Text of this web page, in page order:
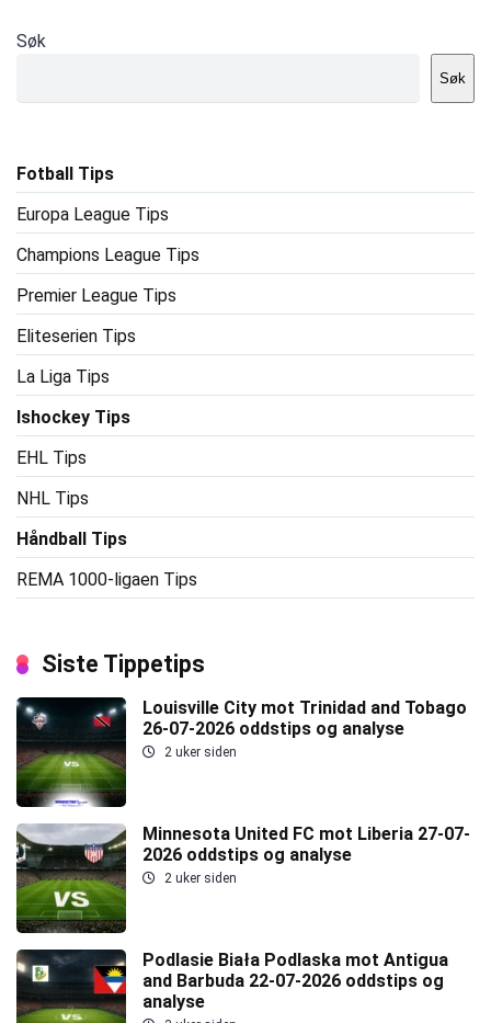
Søk
Søk
Fotball Tips
Europa League Tips
Champions League Tips
Premier League Tips
Eliteserien Tips
La Liga Tips
Ishockey Tips
EHL Tips
NHL Tips
Håndball Tips
REMA 1000-ligaen Tips
Siste Tippetips
Louisville City mot Trinidad and Tobago
26-07-2026 oddstips og analyse
2 uker siden
Minnesota United FC mot Liberia 27-07-
2026 oddstips og analyse
2 uker siden
Podlasie Biała Podlaska mot Antigua
and Barbuda 22-07-2026 oddstips og
analyse